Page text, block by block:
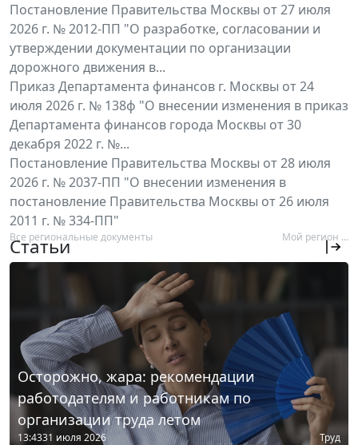
Постановление Правительства Москвы от 27 июля
2026 г. № 2012-ПП "О разработке, согласовании и
утверждении документации по организации
дорожного движения в...
Приказ Департамента финансов г. Москвы от 24
июля 2026 г. № 138ф "О внесении изменения в приказ
Департамента финансов города Москвы от 30
декабря 2022 г. №...
Постановление Правительства Москвы от 28 июля
2026 г. № 2037-ПП "О внесении изменения в
постановление Правительства Москвы от 26 июля
2011 г. № 334-ПП"
Все региональные документы Мой регион ...
Статьи
Осторожно, жара: рекомендации
работодателям и работникам по
организации труда летом
13:4331 июля 2026 Труд